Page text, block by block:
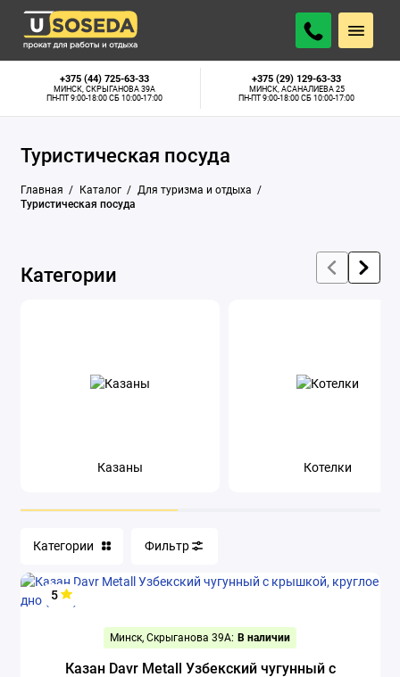
+375 (44) 725-63-33
МИНСК, СКРЫГАНОВА 39А
ПН-ПТ 9:00-18:00 СБ 10:00-17:00
+375 (29) 129-63-33
МИНСК, АСАНАЛИЕВА 25
ПН-ПТ 9:00-18:00 СБ 10:00-17:00
Туристическая посуда
Главная Каталог
Для туризма и отдыха
Туристическая посуда
Байдарки
Гамаки
Костровые чаши
Музыкальные колонки
Походный душ
Спальные мешки
Туристическая мебель
Туристическая посуда
Туристические коврики
Холодильники автомобильные
Шатры
Категории
Казаны Котелки
Категории Фильтр
5
Минск, Скрыганова 39А: В наличии
Казан Davr Metall Узбекский чугунный с